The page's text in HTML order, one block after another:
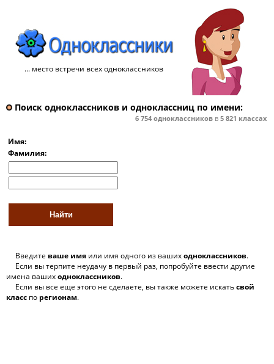
... место встречи всех одноклассников
Поиск одноклассников и одноклассниц по имени:
6 754 одноклассниковв 5 821 классах
Имя:
Фамилия:
Введите ваше имя или имя одного из вашиходноклассников.
Если вы терпите неудачу в первый раз, попробуйте ввести другие
имена вашиходноклассников.
Если вы все еще этого не сделаете, вы также можете искатьсвой
класс по регионам.